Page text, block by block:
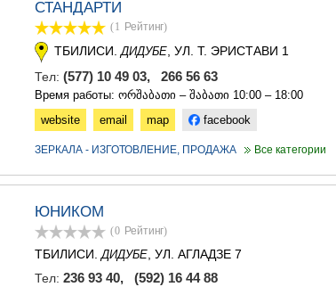
СТАНДАРТИ
(1 Рейтинг)
ТБИЛИСИ. ДИДУБЕ , УЛ. Т. ЭРИСТАВИ 1
Тел: (577) 10 49 03, 266 56 63
Время работы: ორშაბათი – შაბათი 10:00 – 18:00
website
email map facebook
ЗЕРКАЛА - ИЗГОТОВЛЕНИЕ, ПРОДАЖА Все категории
ЮНИКОМ
(0 Рейтинг)
ТБИЛИСИ.ДИДУБЕ, УЛ. АГЛАДЗЕ 7
Тел: 236 93 40, (592) 16 44 88